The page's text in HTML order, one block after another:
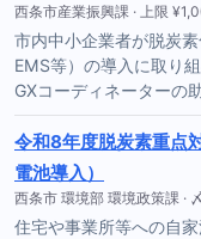
西条市産業振興課 · 上限
市内中小企業者が脱炭
EMS等）の導入に取り
GXコーディネーターの
令和8年度脱炭素重点
電池導入）
西条市 環境部 環境政策課 ·
住宅や事業所等への自